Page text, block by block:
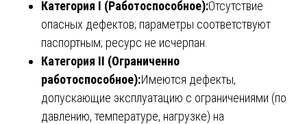
Категория I (Работоспособное):Отсутствие
опасных дефектов; параметры соответствуют
паспортным; ресурс не исчерпан.
Категория II (Ограниченно
работоспособное):Имеются дефекты,
допускающие эксплуатацию с ограничениями (по
давлению, температуре, нагрузке) на